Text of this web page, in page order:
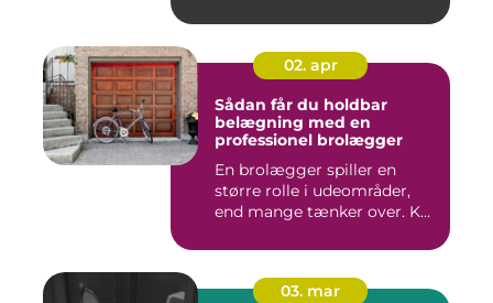
02. apr
Sådan får du holdbar
belægning med en
professionel brolægger
En brolægger spiller en
større rolle i udeområder,
end mange tænker over. K...
03. mar